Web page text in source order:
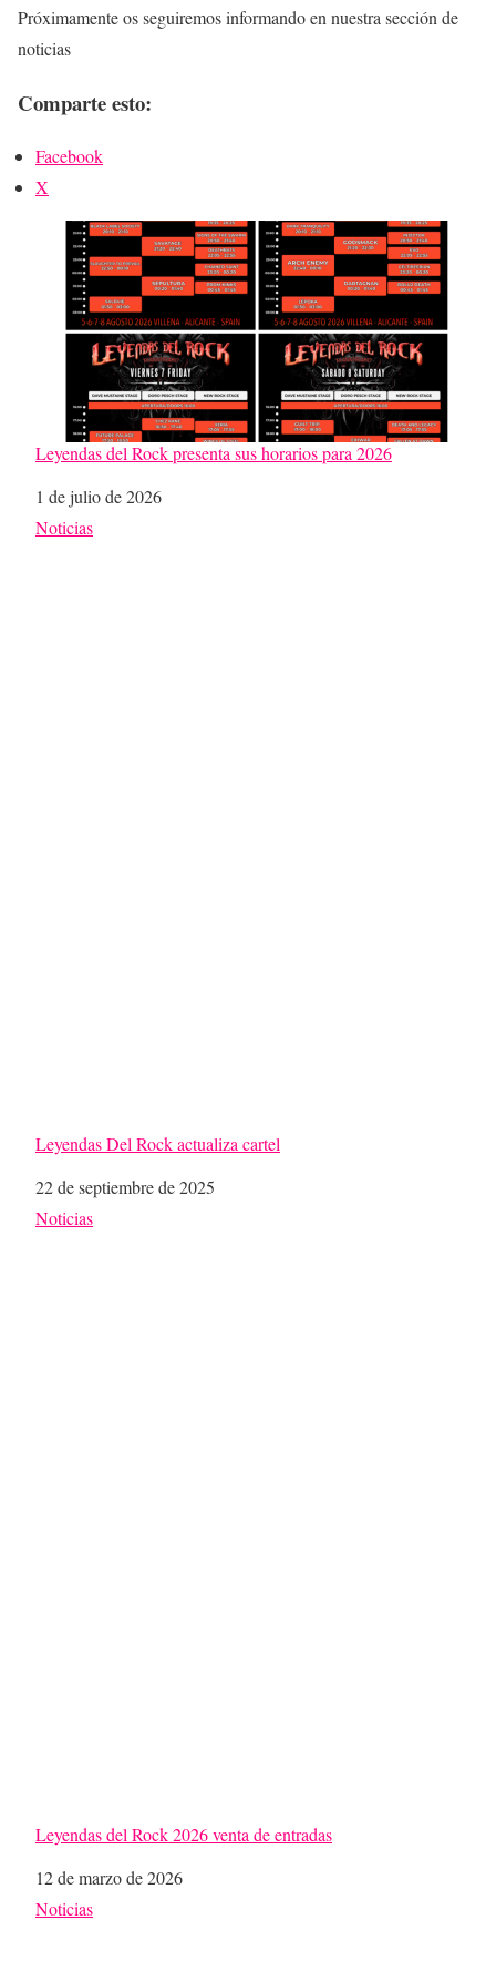
Próximamente os seguiremos informando en nuestra sección de
noticias
Comparte esto:
Facebook
X
Leyendas del Rock presenta sus horarios para 2026
Fecha
1 de julio de 2026
Respecto a
Noticias
Leyendas Del Rock actualiza cartel
Fecha
22 de septiembre de 2025
Respecto a
Noticias
Leyendas del Rock 2026 venta de entradas
Fecha
12 de marzo de 2026
Respecto a
Noticias